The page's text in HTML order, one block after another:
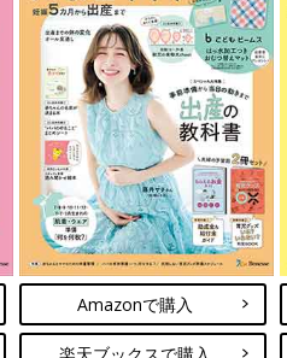
Amazonで購入